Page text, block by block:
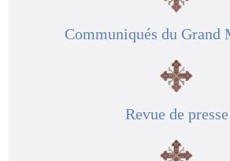
Communiqués du Grand
Revue de presse